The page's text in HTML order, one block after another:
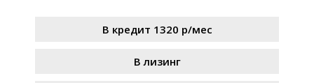
В кредит 1320 р/мес
В лизинг